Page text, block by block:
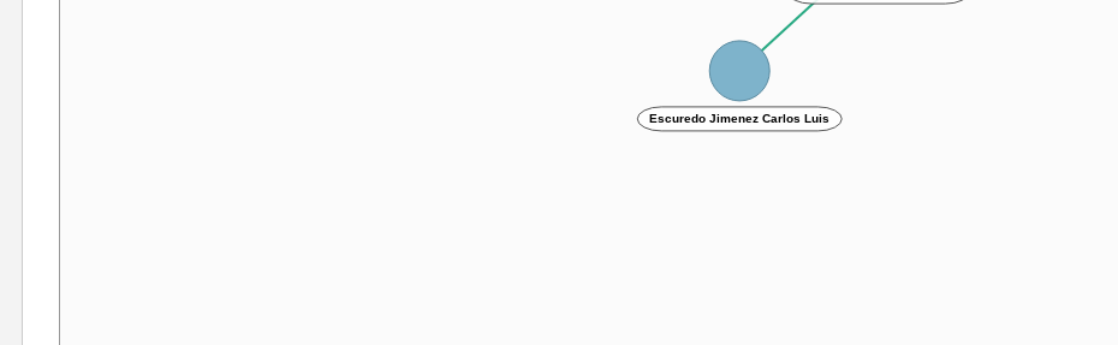
Escuredo Jimenez Carlos Luis